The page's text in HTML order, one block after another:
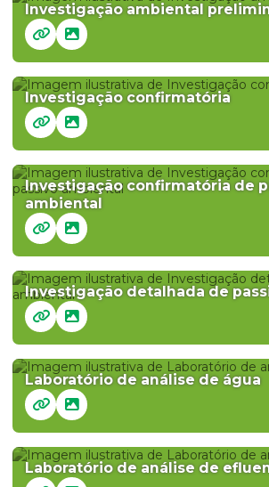
Investigação ambiental
Investigação confirmatória
Investigação confirmatória de
ambiental
Investigação detalhada de
Laboratório de análise de água
Laboratório de análise de